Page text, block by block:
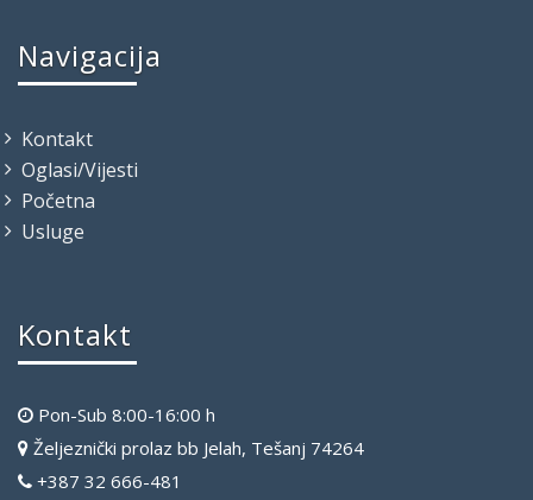
Navigacija
Kontakt
Oglasi/Vijesti
Početna
Usluge
Kontakt
Pon-Sub 8:00-16:00 h
Željeznički prolaz bb Jelah, Tešanj 74264
+387 32 666-481